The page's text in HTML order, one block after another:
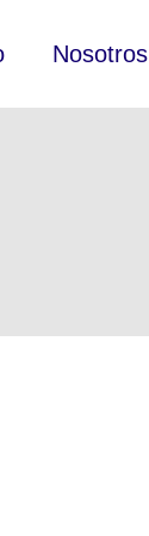
Nosotros